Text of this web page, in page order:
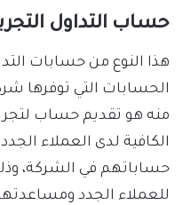
حساب التداول
هذا النوع من حسابات
الحسابات التي توفرها
منه هو تقديم حساب
الكافية لدى العملاء
حساباتهم في الشركة،
للعملاء الجدد